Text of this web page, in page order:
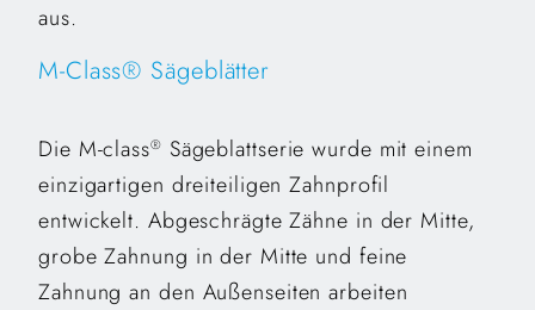
aus.
M-Class® Sägeblätter
Die M-class® Sägeblattserie wurde mit einem
einzigartigen dreiteiligen Zahnprofil
entwickelt. Abgeschrägte Zähne in der Mitte,
grobe Zahnung in der Mitte und feine
Zahnung an den Außenseiten arbeiten